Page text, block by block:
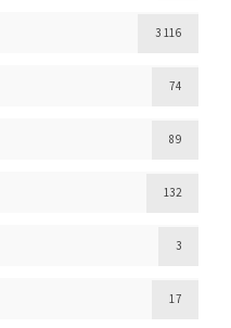
3 116
74
89
132
3
17